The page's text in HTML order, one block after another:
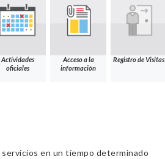
Actividades
oficiales
Acceso a la
información
Registro de Visitas
en un tiempo determinado